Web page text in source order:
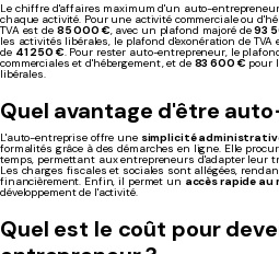
Le chiffre d'affaires maximum d'un auto-
chaque activité. Pour une activité commerciale ou
TVA est de 85 000 €, avec un plafond majoré de93
les activités libérales, le plafond d'exonération de TVA
de 41 250 €. Pour rester auto-entrepreneur, le
commerciales et d'hébergement, et de 83 600 € pour
libérales.
Quel avantage d'être
L'auto-entreprise offre une simplicité
formalités grâce à des démarches en ligne. Elle
temps, permettant aux entrepreneurs d'adapter leur
Les charges fiscales et sociales sont allégées,
financièrement. Enfin, il permet un accès rapide au
développement de l'activité.
Quel est le coût pour